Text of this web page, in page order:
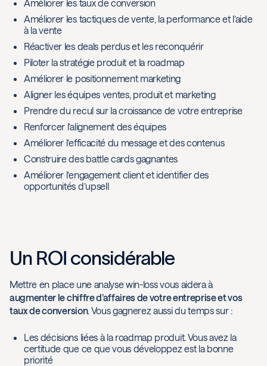
Améliorer les taux de conversion
Améliorer les tactiques de vente, la performance et l’aide
à la vente
Réactiver les deals perdus et les reconquérir
Piloter la stratégie produit et la roadmap
Améliorer le positionnement marketing
Aligner les équipes ventes, produit et marketing
Prendre du recul sur la croissance de votre entreprise
Renforcer l’alignement des équipes
Améliorer l’efficacité du message et des contenus
Construire des battle cards gagnantes
Améliorer l’engagement client et identifier des
opportunités d’upsell
Un ROI considérable
Mettre en place une analyse win-loss vous aidera à
augmenter le chiffre d’affaires de votre entreprise et vos
taux de conversion. Vous gagnerez aussi du temps sur :
Les décisions liées à la roadmap produit. Vous avez la
certitude que ce que vous développez est la bonne
priorité